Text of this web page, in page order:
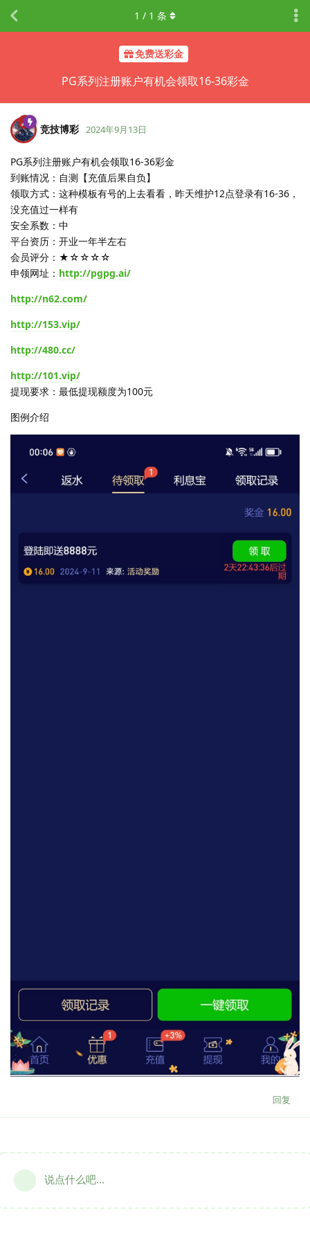
免费送彩金
PG系列注册账户有机会领取16-36彩金
1 / 1 条
竞技博彩 2024年9月13日
PG系列注册账户有机会领取16-36彩金
到账情况：自测【充值后果自负】
领取方式：这种模板有号的上去看看，昨天维护12点登录有16-36，
没充值过一样有
安全系数：中
平台资历：开业一年半左右
会员评分：★☆☆☆☆
申领网址： http://pgpg.ai/
http://n62.com/
http://153.vip/
http://480.cc/
http://101.vip/
提现要求：最低提现额度为100元
图例介绍
回复
说点什么吧...